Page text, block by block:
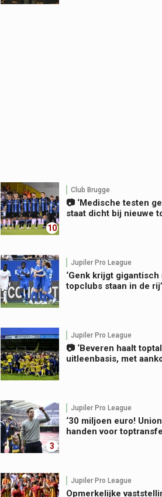
10
Club Brugge
📷 ‘Medische testen
staat dicht bij nieuwe
Jupiler Pro League
‘Genk krijgt
topclubs staan in de rij’
Jupiler Pro League
📷 ‘Beveren haalt
uitleenbasis, met
3
Jupiler Pro League
‘30 miljoen euro!
handen voor
Jupiler Pro League
Opmerkelijke